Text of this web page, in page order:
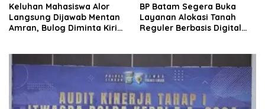
Keluhan Mahasiswa Alor
Langsung Dijawab Mentan
Amran, Bulog Diminta Kirim
BP Batam Segera Buka
Layanan Alokasi Tanah
Reguler Berbasis Digital